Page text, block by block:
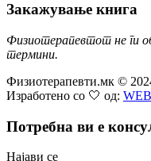
Закажување книга
Физиотерапевтот не ги
термини.
Физиотерапевти.мк ©
Изработено со 🤍 од:
Потребна ви е
Најави се